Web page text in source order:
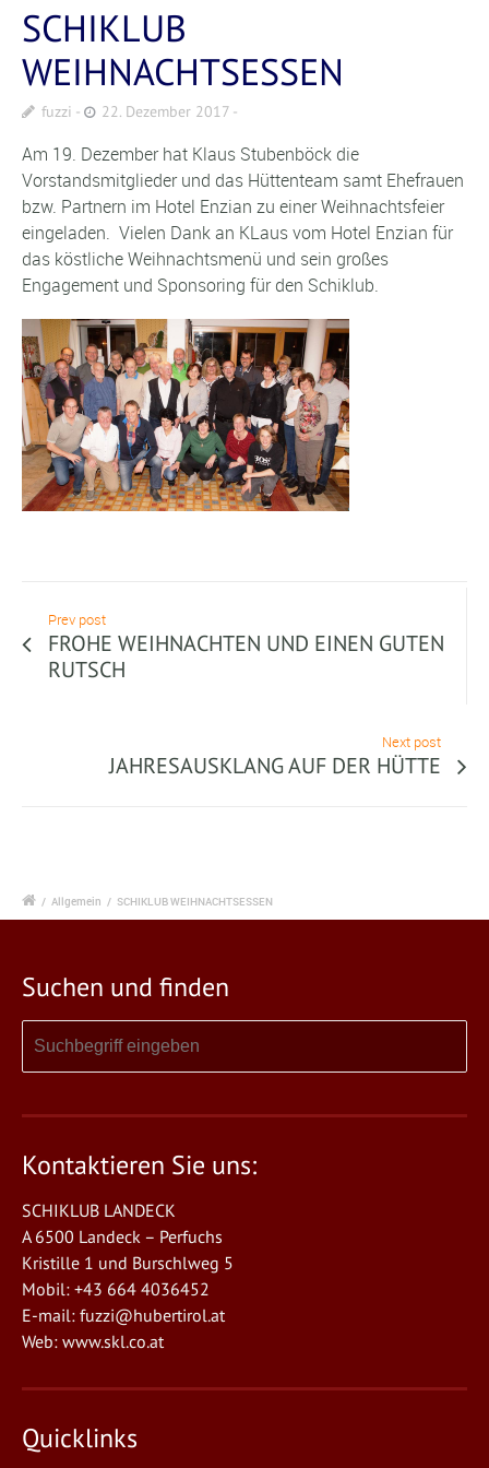
SCHIKLUB
WEIHNACHTSESSEN
fuzzi 22. Dezember 2017
Am 19. Dezember hat Klaus Stubenböck die
Vorstandsmitglieder und das Hüttenteam samt Ehefrauen
bzw. Partnern im Hotel Enzian zu einer Weihnachtsfeier
eingeladen. Vielen Dank an KLaus vom Hotel Enzian für
das köstliche Weihnachtsmenü und sein großes
Engagement und Sponsoring für den Schiklub.
Prev post
FROHE WEIHNACHTEN UND EINEN GUTEN
RUTSCH
Next post
JAHRESAUSKLANG AUF DER HÜTTE
/ Allgemein / SCHIKLUB WEIHNACHTSESSEN
Suchen und finden
Kontaktieren Sie uns:
SCHIKLUB LANDECK
A 6500 Landeck – Perfuchs
Kristille 1 und Burschlweg 5
Mobil: +43 664 4036452
E-mail: fuzzi@hubertirol.at
Web: www.skl.co.at
Quicklinks